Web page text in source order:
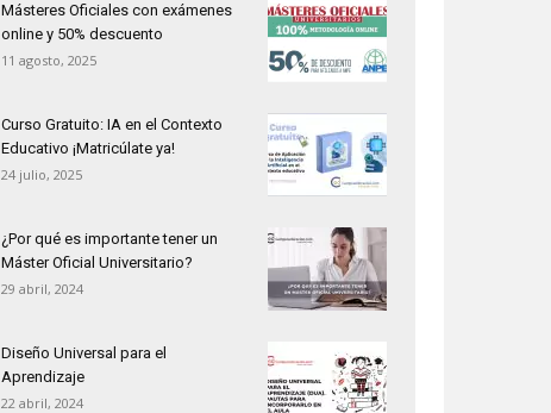
Másteres Oficiales con exámenes
online y 50% descuento
11 agosto, 2025
Curso Gratuito: IA en el Contexto
Educativo ¡Matricúlate ya!
24 julio, 2025
¿Por qué es importante tener un
Máster Oficial Universitario?
29 abril, 2024
Diseño Universal para el
Aprendizaje
22 abril, 2024